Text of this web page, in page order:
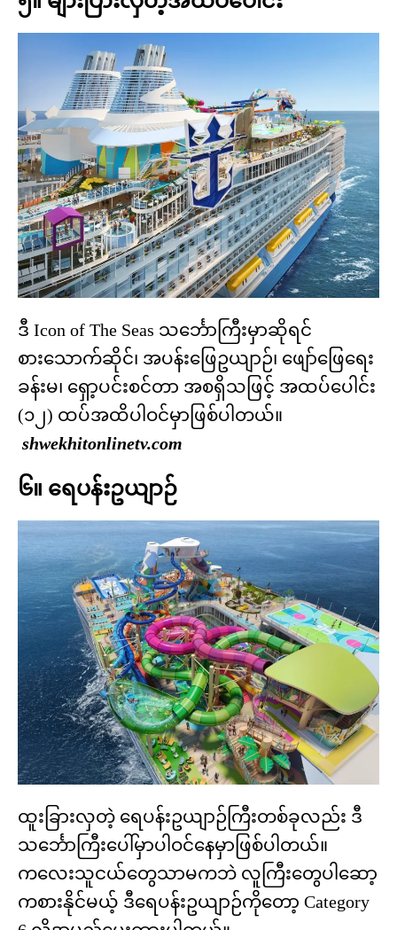
ဒီ Icon of The Seas သင်္ဘောကြီးမှာဆိုရင်
စားသောက်ဆိုင်၊ အပန်းဖြေဥယျာဉ်၊ ဖျော်ဖြေရေး
ခန်းမ၊ ရှော့ပင်းစင်တာ အစရှိသဖြင့် အထပ်ပေါင်း
(၁၂) ထပ်အထိပါဝင်မှာဖြစ်ပါတယ်။
shwekhitonlinetv.com
၆။ ရေပန်းဥယျာဉ်
ထူးခြားလှတဲ့ ရေပန်းဥယျာဉ်ကြီးတစ်ခုလည်း ဒီ
သင်္ဘောကြီးပေါ်မှာပါဝင်နေမှာဖြစ်ပါတယ်။
ကလေးသူငယ်တွေသာမကဘဲ လူကြီးတွေပါဆော့
ကစားနိုင်မယ့် ဒီရေပန်းဥယျာဉ်ကိုတော့ Category